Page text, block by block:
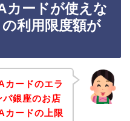
カードが使えな
利用限度額が
カードのエラ
銀座のお店
カードの上限